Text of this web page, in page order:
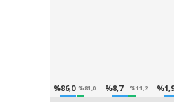
%86,0 %81,0 %8,7 %11,2